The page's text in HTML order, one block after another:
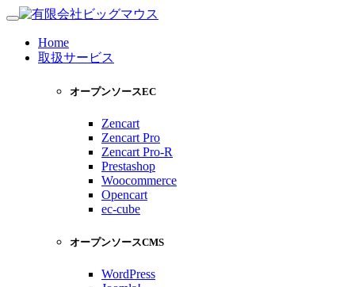
Home
取扱サービス
オープンソースEC
Zencart
Zencart Pro
Zencart Pro-R
Prestashop
Woocommerce
Opencart
ec-cube
オープンソースCMS
WordPress